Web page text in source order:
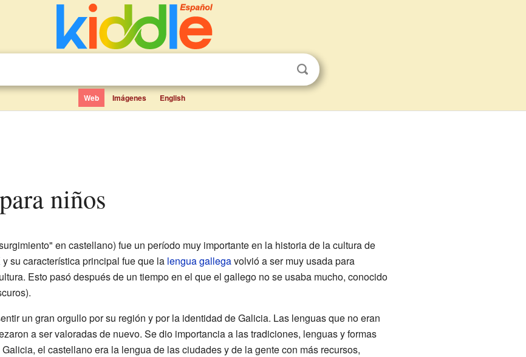
Web Imágenes English
niños
en castellano) fue un período muy importante en la historia de la cultura de
y su característica principal fue que la lengua gallegavolvió a ser muy usada para
Esto pasó después de un tiempo en el que el gallego no se usaba mucho, conocido
un gran orgullo por su región y por la identidad de Galicia. Las lenguas que no eran
a ser valoradas de nuevo. Se dio importancia a las tradiciones, lenguas y formas
el castellano era la lengua de las ciudades y de la gente con más recursos,